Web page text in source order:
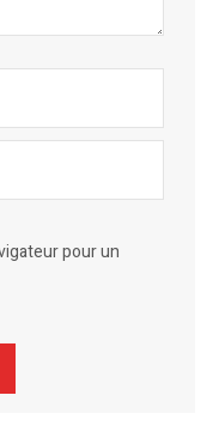
pour un